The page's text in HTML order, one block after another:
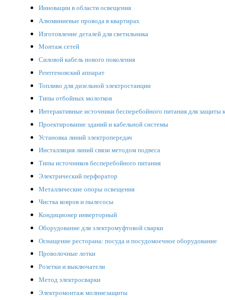
Инновации в области освещения
Алюминиевые провода в квартирах
Изготовление деталей для светильника
Монтаж сетей
Силовой кабель нового поколения
Рентгеновский аппарат
Топливо для дизельной электростанции
Типы отбойных молотков
Интерактивные источники бесперебойного питания для защиты
Проектирование зданий и кабельной системы
Установка линий электропередач
Инсталляция линий связи методом подвеса
Типы источников бесперебойного питания
Электрический перфоратор
Металлические опоры освещения
Чистка ковров и пылесосы
Кондиционер инверторный
Оборудование для электромуфтовой сварки
Оснащение ресторана: посуда и посудомоечное оборудование
Проволочные лотки
Розетки и выключатели
Метод электросварки
Электромонтаж молниезащиты